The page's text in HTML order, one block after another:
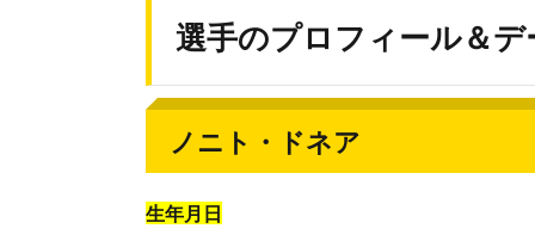
選手のプロフィール＆デ
ノニト・ドネア
生年月日